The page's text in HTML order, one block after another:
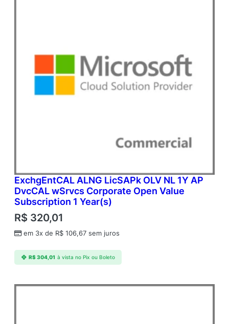
ExchgEntCAL ALNG LicSAPk OLV NL 1Y AP
DvcCAL wSrvcs Corporate Open Value
Subscription 1 Year(s)
R$ 320,01
em 3x de R$ 106,67 sem juros
R$304,01 à vista no Pix ou Boleto